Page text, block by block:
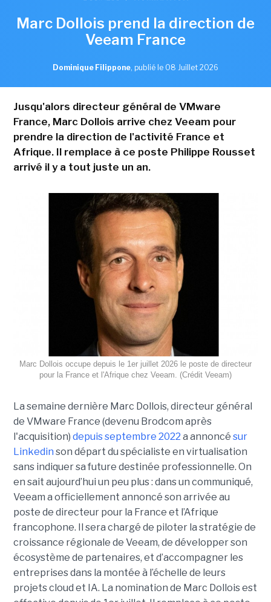
Marc Dollois prend la direction de
Veeam France
Dominique Filippone, publié le 08 Juillet 2026
Jusqu'alors directeur général de VMware
France, Marc Dollois arrive chez Veeam pour
prendre la direction de l'activité France et
Afrique. Il remplace à ce poste Philippe Rousset
arrivé il y a tout juste un an.
Marc Dollois occupe depuis le 1er juillet 2026 le poste de directeur
pour la France et l'Afrique chez Veeam. (Crédit Veeam)
La semaine dernière Marc Dollois, directeur général
de VMware France (devenu Brodcom après
l'acquisition) depuis septembre 2022 a annoncé sur
Linkedin son départ du spécialiste en virtualisation
sans indiquer sa future destinée professionnelle. On
en sait aujourd’hui un peu plus : dans un communiqué,
Veeam a officiellement annoncé son arrivée au
poste de directeur pour la France et l’Afrique
francophone. Il sera chargé de piloter la stratégie de
croissance régionale de Veeam, de développer son
écosystème de partenaires, et d’accompagner les
entreprises dans la montée à l’échelle de leurs
projets cloud et IA. La nomination de Marc Dollois est